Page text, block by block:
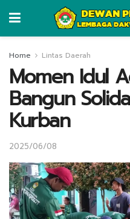
Home Lintas Daerah
Momen Idul
Bangun
Kurban
2025/06/08